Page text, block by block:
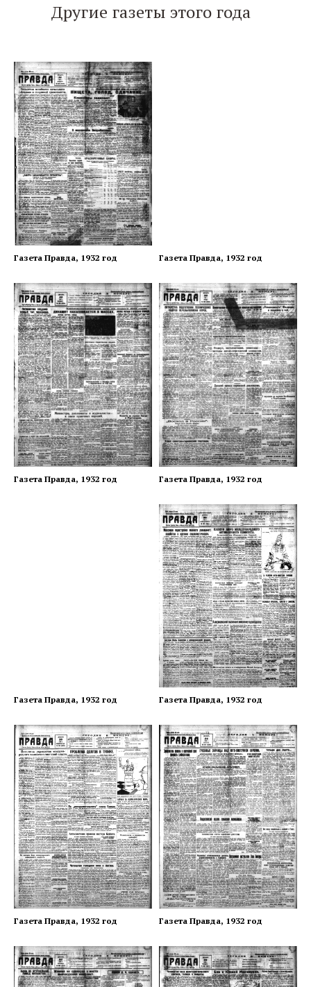
Другие газеты этого года
Газета Правда, 1932 год Газета Правда, 1932 год
Газета Правда, 1932 год Газета Правда, 1932 год
Газета Правда, 1932 год Газета Правда, 1932 год
Газета Правда, 1932 год Газета Правда, 1932 год